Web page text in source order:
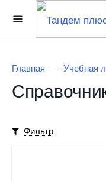
Главная Учебная
Фильтр